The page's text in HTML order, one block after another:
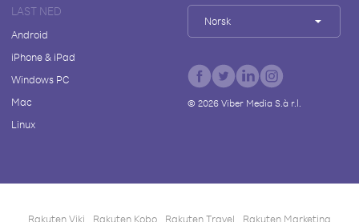
LAST NED
Android
iPhone & iPad
Windows PC
Mac
Linux
Norsk
© 2026Viber Media S.à r.l.
Rakuten Viki Rakuten Kobo Rakuten Travel Rakuten Marketing